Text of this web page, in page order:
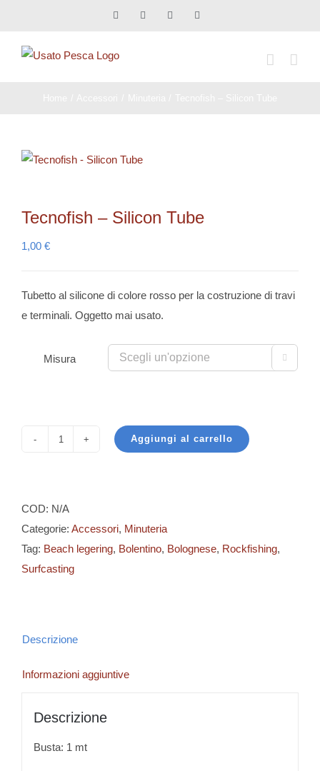
contenuto
Facebook Instagram
Tecnofish – Silicon Tube
1,00 €
Tubetto al silicone di colore rosso per la costruzione di travi
e terminali. Oggetto mai usato.
Misura 
Tube
quantità
Aggiungi al carrello
COD: N/A
Categorie: Accessori, Minuteria
Tag: Beach legering, Bolentino, Bolognese, Rockfishing,
Surfcasting
Descrizione
Informazioni aggiuntive
Descrizione
Busta: 1 mt